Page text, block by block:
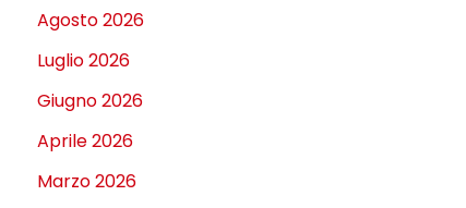
Agosto 2026
Luglio 2026
Giugno 2026
Aprile 2026
Marzo 2026